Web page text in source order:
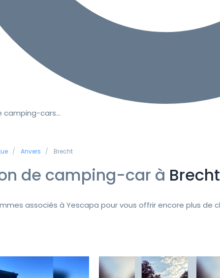
camping-cars…
Anvers Brecht
de camping-car à Brecht
associés à Yescapa pour vous offrir encore plus de